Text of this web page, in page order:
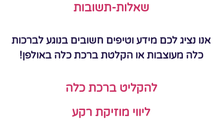
שאלות-תשובות
אנו נציג לכם מידע וטיפים חשובים בנוגע לברכות
כלה מעוצבות או הקלטת ברכת כלה באולפן!
להקליט ברכת כלה
ליווי מוזיקת רקע